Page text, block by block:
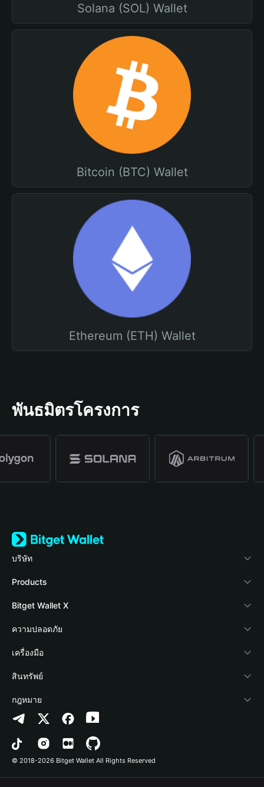
Solana (SOL) Wallet
Bitcoin (BTC) Wallet
Ethereum (ETH) Wallet
พันธมิตรโครงการ
บริษัท
เกี่ยวกับ Bitget Wallet
Blog
Academy
ข่าวสารด้านคริปโต
ศูนย์ช่วยเหลือ
ติดต่อเรา
ทรัพยากรข้อมูลของแบรนด์
อาชีพ
Products
Crypto Card
Stablecoin Earn
Payfi Crypto
Crypto Swap API
Altcoin Season Index
Prediction Markets
DApp
Bitget Wallet X
นักพัฒนา
เชื่อมต่อ Wallet
Bitget Wallet Pay
ลิสต์โปรเจกต์
ความปลอดภัย
Protection Fund
เทคโนโลยีความปลอดภัย
เครื่องมือ
ซื้อคริปโต
การตรวจจับการอนุญาต
การตรวจจับสัญญา
การโอนเป็นชุด
สินทรัพย์
Arbitrum
Avalanche
Bitcoin
กฎหมาย
นโยบายความเป็นส่วนตัว
ข้อตกลงในการใช้บริการ
© 2018-2026 Bitget Wallet All Rights Reserved